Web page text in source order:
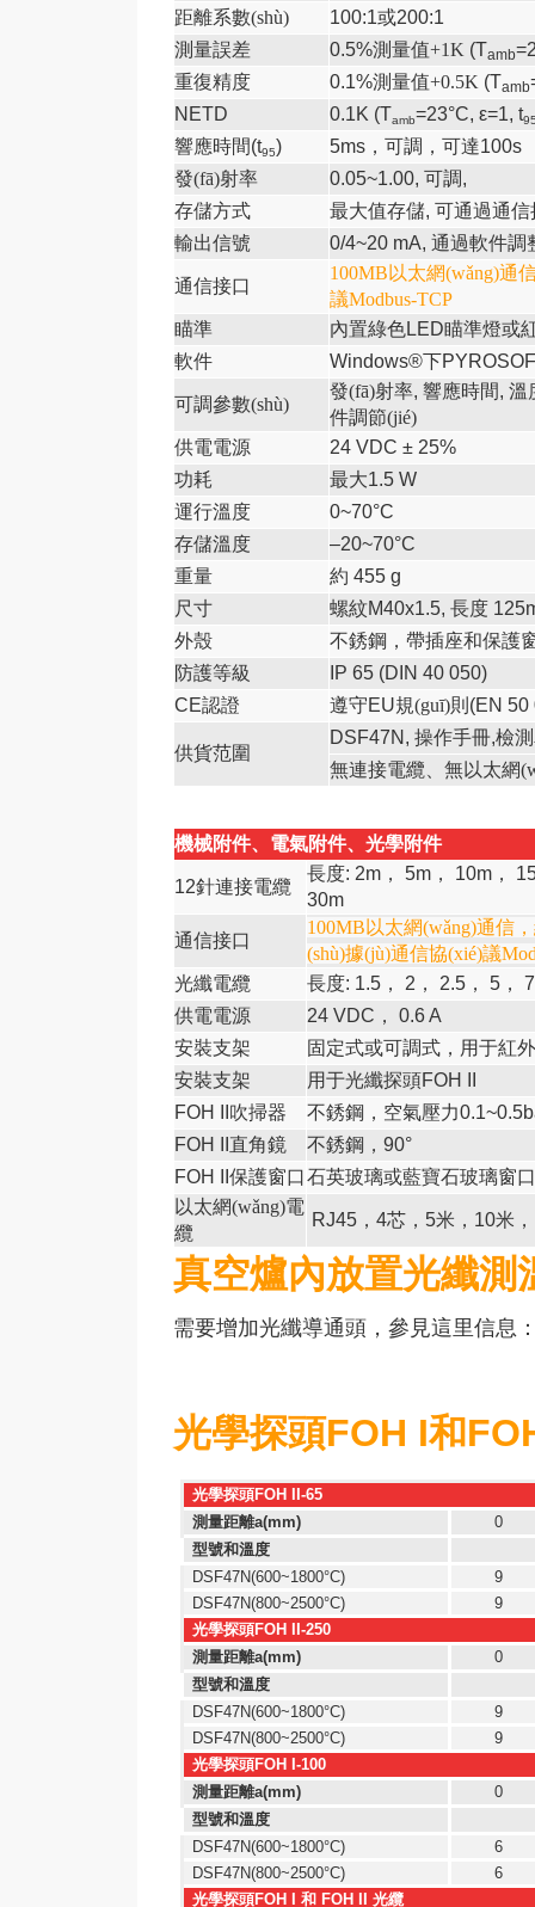
距離系數(shù)
100:1或200:1
測量誤差
0.5%測量值+1K (Tamb
重復精度
0.1%測量值+0.5K (Tamb
NETD
0.1K (Tamb=23°C, ε=1, t
響應時間(t95) 5ms ，可調，可達100s
發(fā)射率
0.05~1.00, 可調,
存儲方式
最大值存儲, 可通過通信
輸出信號
0/4~20 mA, 通過軟件調
通信接口
100MB以太網(wǎng)通
議Modbus-TCP
瞄準
內置綠色LED瞄準燈或
軟件
Windows®下
可調參數(shù)
發(fā)射率, 響應時間, 溫
件調節(jié)
供電電源
24 VDC ± 25%
功耗
最大1.5 W
運行溫度
0~70°C
存儲溫度
–20~70°C
重量
約 455 g
尺寸
螺紋M40x1.5, 長度
外殼
不銹鋼，帶插座和保護
防護等級
IP 65 (DIN 40 050)
CE認證 遵守EU規(guī)則 (EN 50
供貨范圍
DSF47N, 操作手冊,檢
無連接電纜、無以太網
機械附件、電氣附件、光學附件
12針連接電纜
長度: 2m ， 5m ， 10m ，
30m
通信接口
100MB以太網(wǎng)通信
(shù)據(jù)通信協(xié)議
光纖電纜
長度: 1.5 ， 2 ， 2.5 ， 5 ，
供電電源
24 VDC ，
0.6 A
安裝支架
固定式或可調式，用于紅
安裝支架
用于光纖探頭FOH II
FOH II 吹掃器 不銹鋼，空氣壓力
FOH II 直角鏡 不銹鋼， 90°
FOH II 保護窗口石英玻璃或藍寶石玻璃窗口
以太網(wǎng)電
纜
RJ45，4芯，5米，10米
真空爐內放置光纖測
需要增加光纖導通頭，參見這里信息
光學探頭FOH I和
光學探頭FOH II-65
測量距離a(mm)
0
型號和溫度
DSF47N(600~1800°C)
9
DSF47N(800~2500°C)
9
光學探頭FOH II-250
測量距離a(mm)
0
型號和溫度
DSF47N(600~1800°C)
9
DSF47N(800~2500°C)
9
光學探頭FOH I-100
測量距離a(mm)
0
型號和溫度
DSF47N(600~1800°C)
6
DSF47N(800~2500°C)
6
光學探頭FOH I和 FOH II光纜